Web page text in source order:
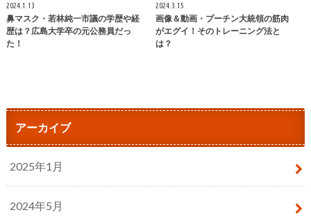
2024.1.13
鼻マスク・若林純一市議の学歴や経
歴は？広島大学卒の元公務員だっ
た！
2024.3.15
画像＆動画・プーチン大統領の筋肉
がエグイ！そのトレーニング法と
は？
アーカイブ
2025年1月
2024年5月